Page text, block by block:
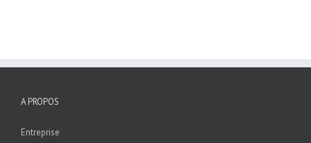
A PROPOS
Entreprise